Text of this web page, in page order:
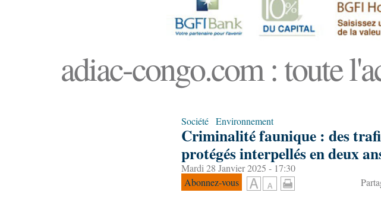
adiac-congo.com : toute
Société Environnement
Criminalité faunique : des
protégés interpellés en deux
Mardi 28 Janvier 2025 - 17:30
Abonnez-vous